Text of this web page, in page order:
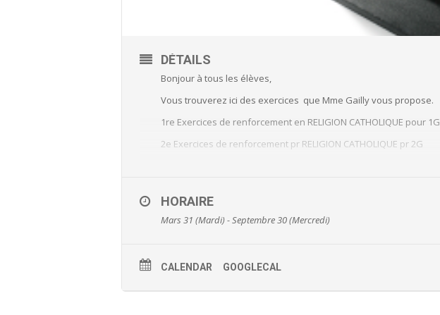
DÉTAILS
Bonjour à tous les élèves,
Vous trouverez ici des exercices que Mme Gailly vous propose.
1re Exercices de renforcement en RELIGION CATHOLIQUE pour 1G
2e Exercices de renforcement pr RELIGION CATHOLIQUE pr 2G
HORAIRE
Mars 31 (Mardi) - Septembre 30 (Mercredi)
CALENDAR GOOGLECAL